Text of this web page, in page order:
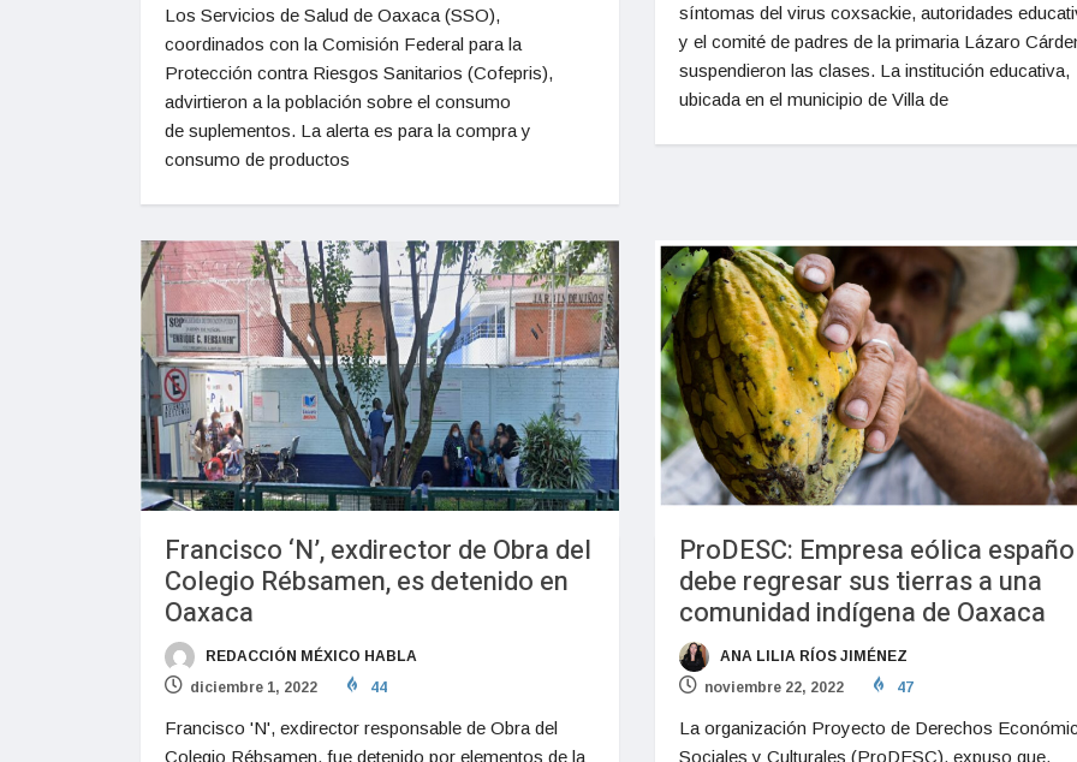
Los Servicios de Salud de Oaxaca (SSO),
coordinados con la Comisión Federal para la
Protección contra Riesgos Sanitarios (Cofepris),
advirtieron a la población sobre el consumo
de suplementos. La alerta es para la compra y
consumo de productos
síntomas del virus coxsackie, autoridades
y el comité de padres de la primaria Lázaro
suspendieron las clases. La institución educativa,
ubicada en el municipio de Villa de
Francisco ‘N’, exdirector de Obra del
Colegio Rébsamen, es detenido en
Oaxaca
REDACCIÓN MÉXICO HABLA
diciembre 1, 2022
44
Francisco 'N', exdirector responsable de Obra del
Colegio Rébsamen, fue detenido por elementos de la
ProDESC: Empresa eólica
debe regresar sus tierras a una
comunidad indígena de Oaxaca
ANA LILIA RÍOS JIMÉNEZ
noviembre 22, 2022
47
La organización Proyecto de Derechos
Sociales y Culturales (ProDESC), expuso que,